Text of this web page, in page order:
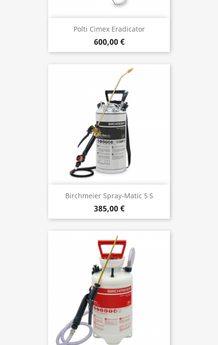
Polti Cimex Eradicator
600,00 €
Birchmeier Spray‑Matic 5 S
385,00 €